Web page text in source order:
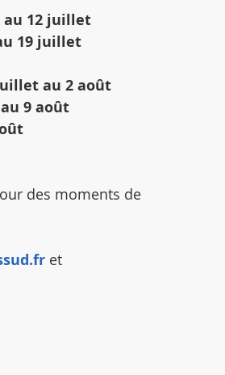
au 12 juillet
19 juillet
au 2 août
9 août
des moments de
et